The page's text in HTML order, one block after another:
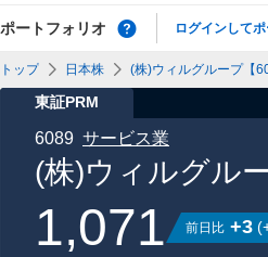
ポートフォリオ ログインして
トップ 日本株 (株)ウィルグループ【
東証PRM
(株)ウィルグル
6089 サービス業
1,071 前日比 +3 (